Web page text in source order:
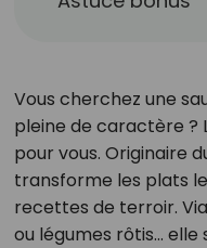
Vous cherchez une
pleine de caractère ?
pour vous. Originaire
transforme les plats
recettes de terroir.
ou légumes rôtis…